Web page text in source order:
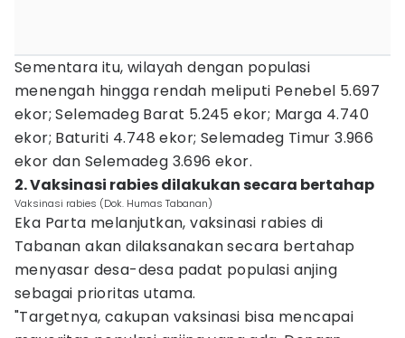
Sementara itu, wilayah dengan populasi
menengah hingga rendah meliputi Penebel 5.697
ekor; Selemadeg Barat 5.245 ekor; Marga 4.740
ekor; Baturiti 4.748 ekor; Selemadeg Timur 3.966
ekor dan Selemadeg 3.696 ekor.
2. Vaksinasi rabies dilakukan secara bertahap
Vaksinasi rabies (Dok. Humas Tabanan)
Eka Parta melanjutkan, vaksinasi rabies di
Tabanan akan dilaksanakan secara bertahap
menyasar desa-desa padat populasi anjing
sebagai prioritas utama.
"Targetnya, cakupan vaksinasi bisa mencapai